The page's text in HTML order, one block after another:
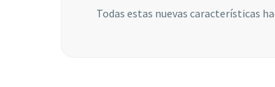
Todas estas nuevas características